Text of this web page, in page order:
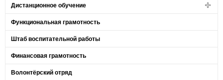
Дистанционное обучение
Функциональная грамотность
Штаб воспитательной работы
Финансовая грамотность
Волонтёрский отряд